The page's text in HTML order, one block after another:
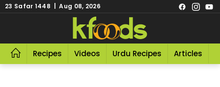
23 Safar 1448 | Aug 08, 2026
Recipes Videos Urdu Recipes Articles